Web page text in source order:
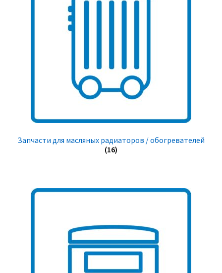
Запчасти для масляных радиаторов / обогревателей
(16)